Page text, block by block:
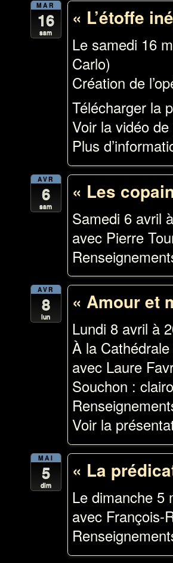
MAR
16
sam
« L’étoffe
Le samedi 16
Carlo)
Création de
Télécharger la
Voir la vidéo
Plus
AVR
6
sam
« Les
Samedi 6 avril
avec Pierre
AVR
8
lun
« Amour et
Lundi 8 avril à
À la
avec Laure
Souchon :
Voir la
MAI
5
dim
« La
Le dimanche 5
avec François-